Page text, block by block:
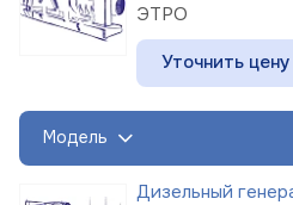
ЭТРО
Уточнить цену
Модель
Дизельный